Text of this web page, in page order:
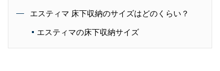
エスティマ 床下収納のサイズはどのくらい？
エスティマの床下収納サイズ